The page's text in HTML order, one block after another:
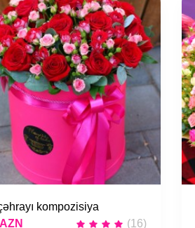
kompozisiya
(16)